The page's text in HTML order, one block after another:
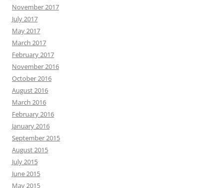
November 2017
July 2017
May 2017
March 2017
February 2017
November 2016
October 2016
August 2016
March 2016
February 2016
January 2016
September 2015
August 2015
July 2015
June 2015
May 2015